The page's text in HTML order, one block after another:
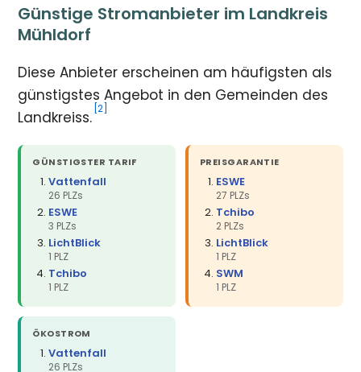
Günstige Stromanbieter im Landkreis
Mühldorf
Diese Anbieter erscheinen am häufigsten als
günstigstes Angebot in den Gemeinden des
Landkreiss. [2]
GÜNSTIGSTER TARIF
Vattenfall
26 PLZs
ESWE
3 PLZs
LichtBlick
1 PLZ
Tchibo
1 PLZ
PREISGARANTIE
ESWE
27 PLZs
Tchibo
2 PLZs
LichtBlick
1 PLZ
SWM
1 PLZ
ÖKOSTROM
Vattenfall
26 PLZs